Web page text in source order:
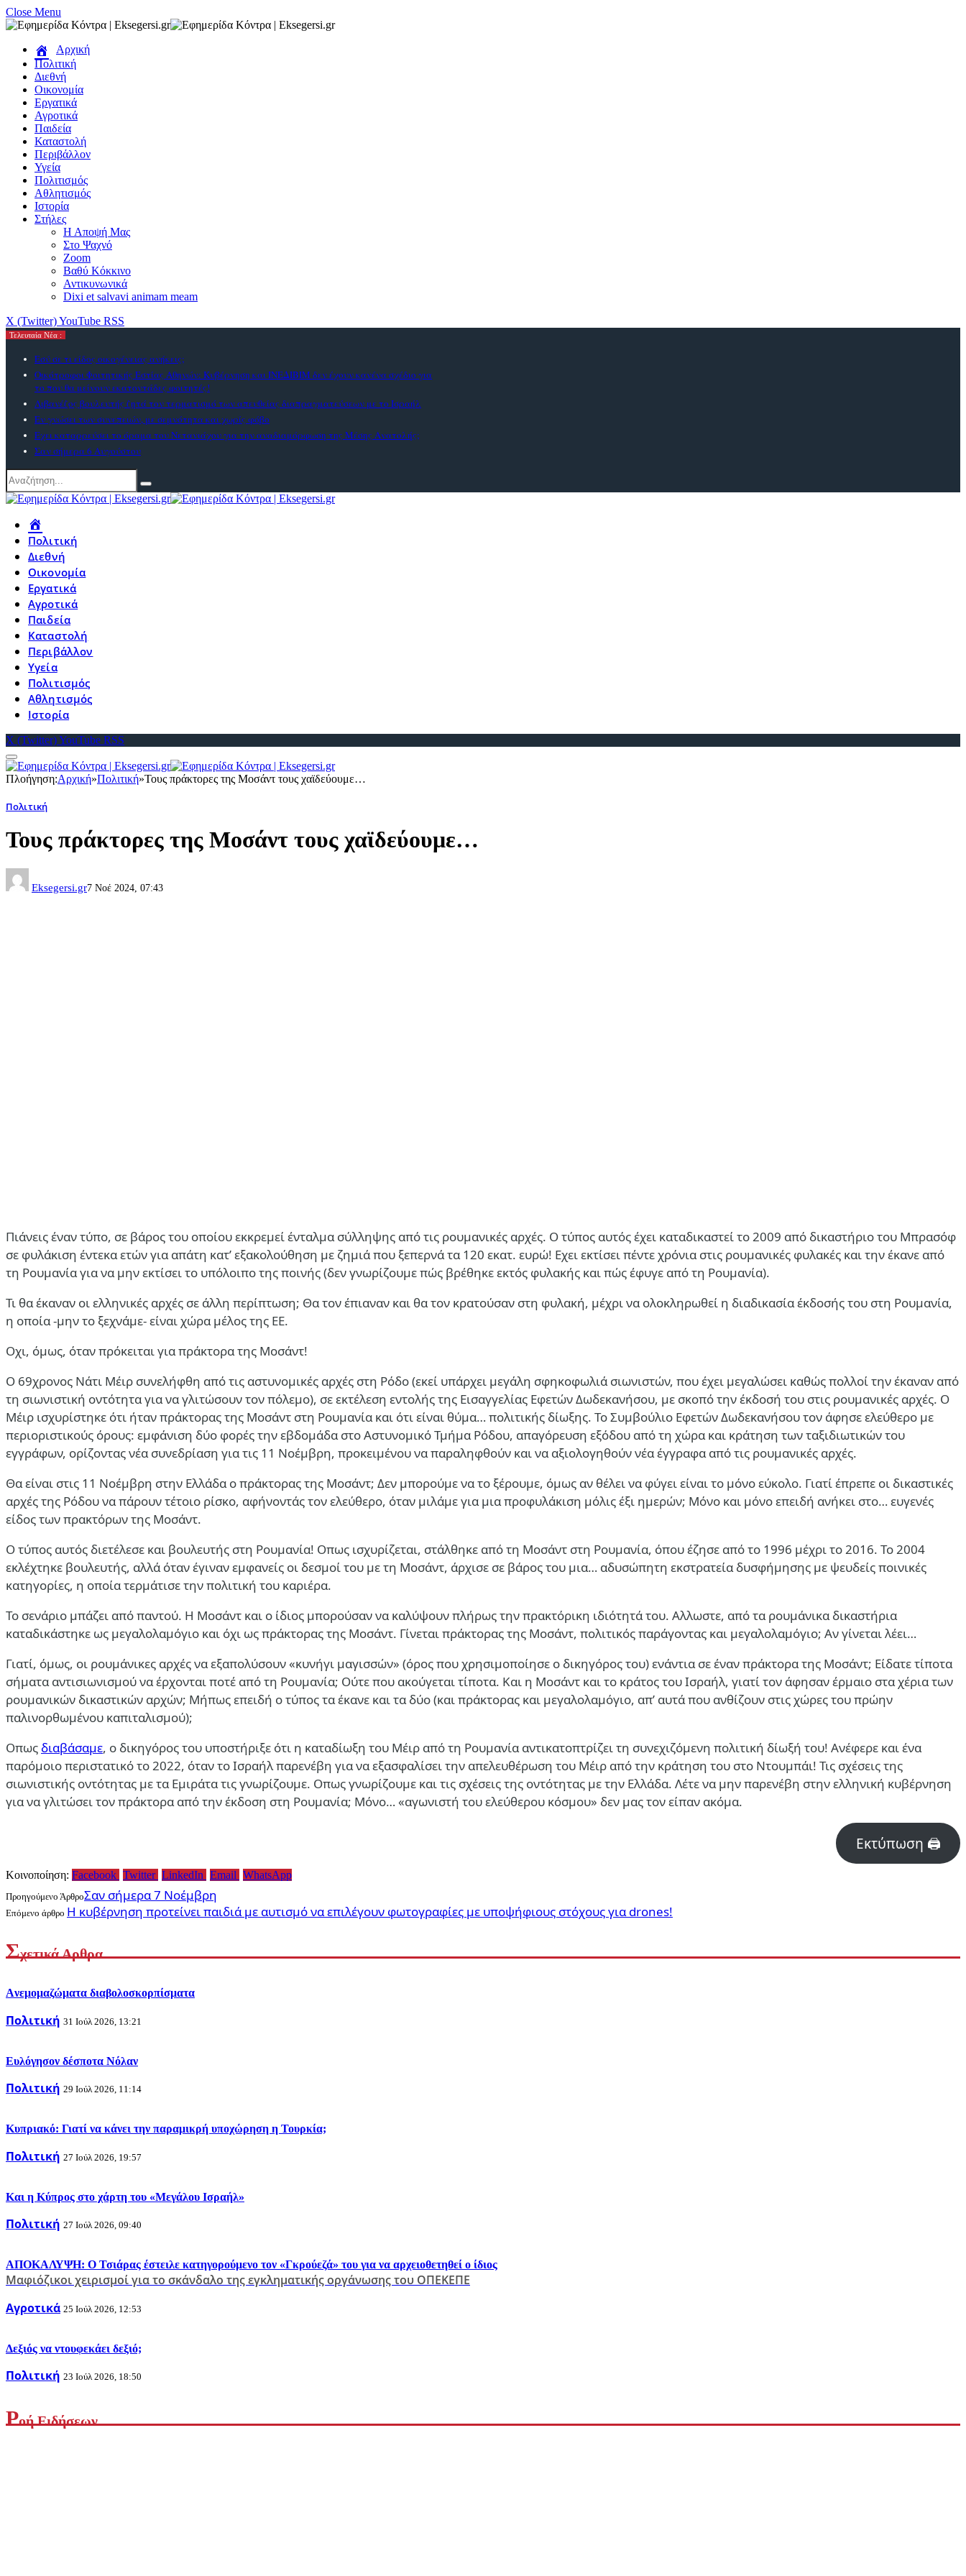
Close Menu
Αρχική
Πολιτική
Διεθνή
Οικονομία
Εργατικά
Αγροτικά
Παιδεία
Καταστολή
Περιβάλλον
Υγεία
Πολιτισμός
Αθλητισμός
Ιστορία
Στήλες
Η Αποψή Μας
Στο Ψαχνό
Zoom
Βαθύ Κόκκινο
Αντικυνωνικά
Dixi et salvavi animam meam
X (Twitter)YouTube RSS
Τελευταία Νέα :
Εσύ σε τι είδος οικογένειας ανήκεις;
Οικότροφοι Φοιτητικής Εστίας Αθηνών: Κυβέρνηση και ΙΝΕΔΙΒΙΜ δεν έχουν κανένα σχέδιο για
το που θα μείνουν εκατοντάδες φοιτητές!
Λιβανέζος βουλευτής ζητά τον τερματισμό των απευθείας διαπραγματεύσεων με το Ισραήλ
Εν γνώσει των συνεπειών, με σεμνότητα και χωρίς φόβο
Εχει καταρρεύσει το όραμα του Νετανιάχου για την αναδιαμόρφωση της Μέσης Ανατολής;
Σαν σήμερα 6 Αυγούστου
Πολιτική
Διεθνή
Οικονομία
Εργατικά
Αγροτικά
Παιδεία
Καταστολή
Περιβάλλον
Υγεία
Πολιτισμός
Αθλητισμός
Ιστορία
X (Twitter)YouTube RSS
Πλοήγηση:Αρχική»Πολιτική»Τους πράκτορες της Μοσάντ τους χαϊδεύουμε…
Πολιτική
Τους πράκτορες της Μοσάντ τους χαϊδεύουμε…
Eksegersi.gr7 Νοέ 2024, 07:43
Πιάνεις έναν τύπο, σε βάρος του οποίου εκκρεμεί ένταλμα σύλληψης από τις ρουμανικές αρχές. Ο τύπος αυτός έχει καταδικαστεί το 2009 από δικαστήριο του Μπρασόφ
σε φυλάκιση έντεκα ετών για απάτη κατ’ εξακολούθηση με ζημιά που ξεπερνά τα 120 εκατ. ευρώ! Εχει εκτίσει πέντε χρόνια στις ρουμανικές φυλακές και την έκανε από
τη Ρουμανία για να μην εκτίσει το υπόλοιπο της ποινής (δεν γνωρίζουμε πώς βρέθηκε εκτός φυλακής και πώς έφυγε από τη Ρουμανία).
Τι θα έκαναν οι ελληνικές αρχές σε άλλη περίπτωση; Θα τον έπιαναν και θα τον κρατούσαν στη φυλακή, μέχρι να ολοκληρωθεί η διαδικασία έκδοσής του στη Ρουμανία,
η οποία -μην το ξεχνάμε- είναι χώρα μέλος της ΕΕ.
Οχι, όμως, όταν πρόκειται για πράκτορα της Μοσάντ!
Ο 69χρονος Νάτι Μέιρ συνελήφθη από τις αστυνομικές αρχές στη Ρόδο (εκεί υπάρχει μεγάλη σφηκοφωλιά σιωνιστών, που έχει μεγαλώσει καθώς πολλοί την έκαναν από
τη σιωνιστική οντότητα για να γλιτώσουν τον πόλεμο), σε εκτέλεση εντολής της Εισαγγελίας Εφετών Δωδεκανήσου, με σκοπό την έκδοσή του στις ρουμανικές αρχές. Ο
Μέιρ ισχυρίστηκε ότι ήταν πράκτορας της Μοσάντ στη Ρουμανία και ότι είναι θύμα… πολιτικής δίωξης. Το Συμβούλιο Εφετών Δωδεκανήσου τον άφησε ελεύθερο με
περιοριστικούς όρους: εμφάνιση δύο φορές την εβδομάδα στο Αστυνομικό Τμήμα Ρόδου, απαγόρευση εξόδου από τη χώρα και κράτηση των ταξιδιωτικών του
εγγράφων, ορίζοντας νέα συνεδρίαση για τις 11 Νοέμβρη, προκειμένου να παραληφθούν και να αξιολογηθούν νέα έγγραφα από τις ρουμανικές αρχές.
Θα είναι στις 11 Νοέμβρη στην Ελλάδα ο πράκτορας της Μοσάντ; Δεν μπορούμε να το ξέρουμε, όμως αν θέλει να φύγει είναι το μόνο εύκολο. Γιατί έπρεπε οι δικαστικές
αρχές της Ρόδου να πάρουν τέτοιο ρίσκο, αφήνοντάς τον ελεύθερο, όταν μιλάμε για μια προφυλάκιση μόλις έξι ημερών; Μόνο και μόνο επειδή ανήκει στο… ευγενές
είδος των πρακτόρων της Μοσάντ.
Ο τύπος αυτός διετέλεσε και βουλευτής στη Ρουμανία! Οπως ισχυρίζεται, στάλθηκε από τη Μοσάντ στη Ρουμανία, όπου έζησε από το 1996 μέχρι το 2016. Το 2004
εκλέχτηκε βουλευτής, αλλά όταν έγιναν εμφανείς οι δεσμοί του με τη Μοσάντ, άρχισε σε βάρος του μια… αδυσώπητη εκστρατεία δυσφήμησης με ψευδείς ποινικές
κατηγορίες, η οποία τερμάτισε την πολιτική του καριέρα.
Το σενάριο μπάζει από παντού. Η Μοσάντ και ο ίδιος μπορούσαν να καλύψουν πλήρως την πρακτόρικη ιδιότητά του. Αλλωστε, από τα ρουμάνικα δικαστήρια
καταδικάστηκε ως μεγαλολαμόγιο και όχι ως πράκτορας της Μοσάντ. Γίνεται πράκτορας της Μοσάντ, πολιτικός παράγοντας και μεγαλολαμόγιο; Αν γίνεται λέει…
Γιατί, όμως, οι ρουμάνικες αρχές να εξαπολύσουν «κυνήγι μαγισσών» (όρος που χρησιμοποίησε ο δικηγόρος του) ενάντια σε έναν πράκτορα της Μοσάντ; Είδατε τίποτα
σήματα αντισιωνισμού να έρχονται ποτέ από τη Ρουμανία; Ούτε που ακούγεται τίποτα. Και η Μοσάντ και το κράτος του Ισραήλ, γιατί τον άφησαν έρμαιο στα χέρια των
ρουμανικών δικαστικών αρχών; Μήπως επειδή ο τύπος τα έκανε και τα δύο (και πράκτορας και μεγαλολαμόγιο, απ’ αυτά που ανθίζουν στις χώρες του πρώην
παλινορθωμένου καπιταλισμού);
Oπως διαβάσαμε, ο δικηγόρος του υποστήριξε ότι η καταδίωξη του Mέιρ από τη Ρουμανία αντικατοπτρίζει τη συνεχιζόμενη πολιτική δίωξή του! Ανέφερε και ένα
παρόμοιο περιστατικό το 2022, όταν το Ισραήλ παρενέβη για να εξασφαλίσει την απελευθέρωση του Mέιρ από την κράτηση του στο Ντουμπάι! Τις σχέσεις της
σιωνιστικής οντότητας με τα Εμιράτα τις γνωρίζουμε. Οπως γνωρίζουμε και τις σχέσεις της οντότητας με την Ελλάδα. Λέτε να μην παρενέβη στην ελληνική κυβέρνηση
για να γλιτώσει τον πράκτορα από την έκδοση στη Ρουμανία; Μόνο… «αγωνιστή του ελεύθερου κόσμου» δεν μας τον είπαν ακόμα.
Εκτύπωση 🖨
Κοινοποίηση: Facebook Twitter LinkedIn Email WhatsApp
Προηγούμενο ΆρθροΣαν σήμερα 7 Νοέμβρη
Επόμενο άρθρο Η κυβέρνηση προτείνει παιδιά με αυτισμό να επιλέγουν φωτογραφίες με υποψήφιους στόχους για drones!
Σχετικά Αρθρα
Aνεμομαζώματα διαβολοσκορπίσματα
Πολιτική 31 Ιούλ 2026, 13:21
Ευλόγησον δέσποτα Νόλαν
Πολιτική 29 Ιούλ 2026, 11:14
Κυπριακό: Γιατί να κάνει την παραμικρή υποχώρηση η Τουρκία;
Πολιτική 27 Ιούλ 2026, 19:57
Και η Κύπρος στο χάρτη του «Μεγάλου Ισραήλ»
Πολιτική 27 Ιούλ 2026, 09:40
ΑΠΟΚΑΛΥΨΗ: Ο Τσιάρας έστειλε κατηγορούμενο τον «Γκρούεζά» του για να αρχειοθετηθεί ο ίδιος
Μαφιόζικοι χειρισμοί για το σκάνδαλο της εγκληματικής οργάνωσης του ΟΠΕΚΕΠΕ
Αγροτικά 25 Ιούλ 2026, 12:53
Δεξιός να ντουφεκάει δεξιό;
Πολιτική 23 Ιούλ 2026, 18:50
Ροή Ειδήσεων